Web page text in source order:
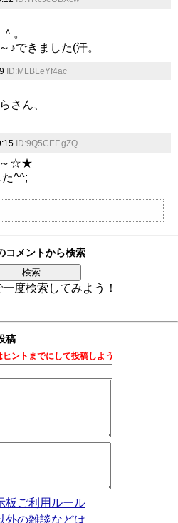
。
♪できました(汗。
ID:MLBLeYf4ac
さん、
ID:9Q5CEF.gZQ
～☆★
^^;
コメントから検索
度検索してみよう！
稿
ントまでにして投稿しよう
板ご利用ルール
外の雑談などは